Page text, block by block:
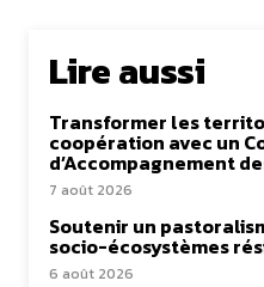
Lire aussi
Transformer les
coopération avec un
d’Accompagnement
7 août 2026
Soutenir un
socio-écosystèmes
6 août 2026